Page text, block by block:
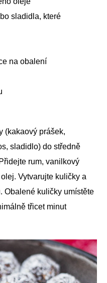
sladidla, které
na obalení
(kakaový prášek,
sladidlo) do středně
rum, vanilkový
Vytvarujte kuličky a
Obalené kuličky umístěte
třicet minut